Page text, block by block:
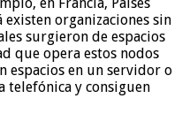
existen organizaciones sin
surgieron de espacios
que opera estos nodos
espacios en un servidor o
telefónica y consiguen